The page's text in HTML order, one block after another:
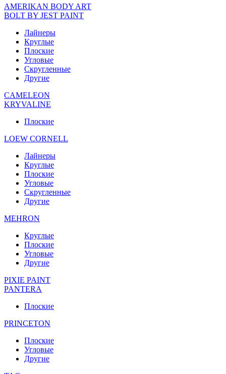
AMERIKAN BODY ART
BOLT BY JEST PAINT
Лайнеры
Круглые
Плоские
Угловые
Скругленные
Другие
CAMELEON
KRYVALINE
Плоские
LOEW CORNELL
Лайнеры
Круглые
Плоские
Угловые
Скругленные
Другие
MEHRON
Круглые
Плоские
Угловые
Другие
PIXIE PAINT
PANTERA
Плоские
PRINCETON
Плоские
Угловые
Другие